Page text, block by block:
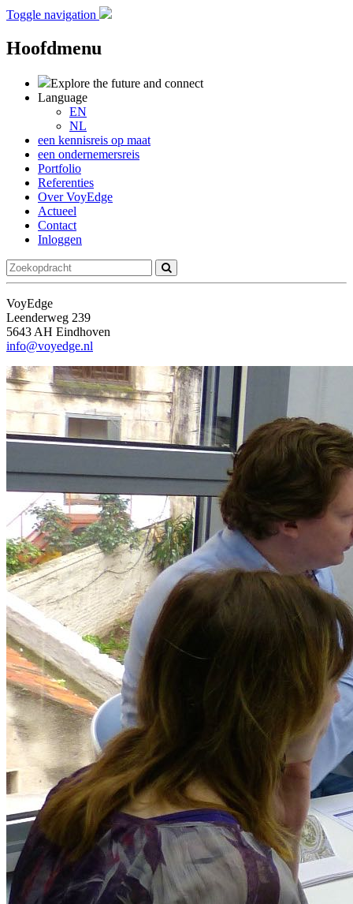
Toggle navigation
Hoofdmenu
Explore the future and connect
Language
EN
NL
een kennisreis op maat
een ondernemersreis
Portfolio
Referenties
Over VoyEdge
Actueel
Contact
Inloggen
VoyEdge
Leenderweg 239
5643 AH Eindhoven
info@voyedge.nl